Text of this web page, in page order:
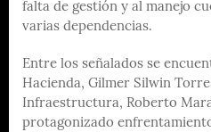
falta de gestión y al manejo
varias dependencias.
Entre los señalados se
Hacienda, Gilmer Silwin
Infraestructura, Roberto
protagonizado